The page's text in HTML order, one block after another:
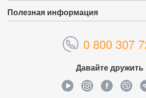
Полезная информация
0 800 307
Давайте дружить